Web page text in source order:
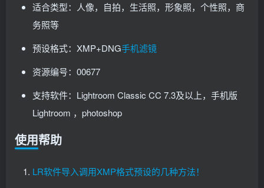
适合类型：人像，自拍，生活照，形象照，个性照，商
务照等
预设格式：XMP+DNG手机滤镜
资源编号：00677
支持软件：Lightroom Classic CC 7.3及以上，手机版
Lightroom ，photoshop
使用帮助
LR软件导入调用XMP格式预设的几种方法！